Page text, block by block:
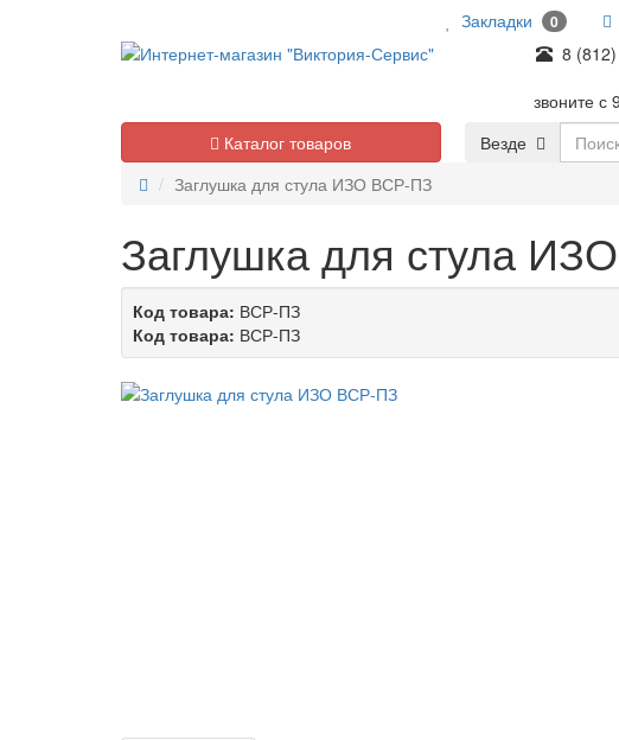
Закладки 0
8
звоните с
Везде
Каталог товаров
Заглушка для стула ИЗО ВСР-ПЗ
Заглушка для стула
Код товара: ВСР-ПЗ
Код товара: ВСР-ПЗ